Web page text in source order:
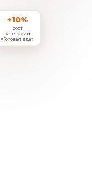
+10%
рост
категории
«Готовая еда»